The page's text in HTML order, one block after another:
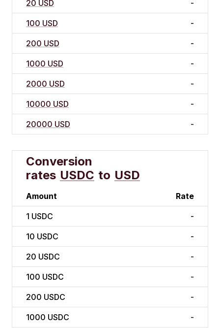
20 USD -
100 USD -
200 USD -
1000 USD -
2000 USD -
10000 USD -
20000 USD -
Conversion
rates USDC to USD
Amount Rate
1 USDC -
10 USDC -
20 USDC -
100 USDC -
200 USDC -
1000 USDC -